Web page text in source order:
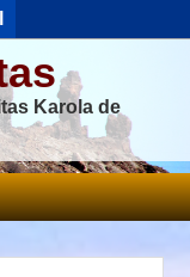
Karola de